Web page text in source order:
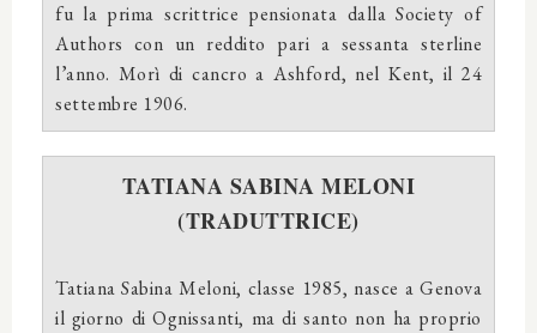
fu la prima scrittrice pensionata dalla Society of
Authors con un reddito pari a sessanta sterline
l’anno. Morì di cancro a Ashford, nel Kent, il 24
settembre 1906.
TATIANA SABINA MELONI
(TRADUTTRICE)
Tatiana Sabina Meloni, classe 1985, nasce a Genova
il giorno di Ognissanti, ma di santo non ha proprio